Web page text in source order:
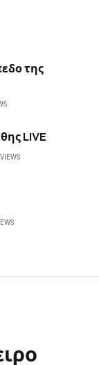
της
LIVE
VIEWS